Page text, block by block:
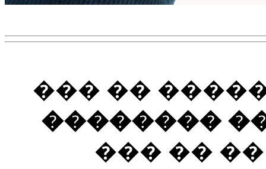
��� ��
��������
��� ��